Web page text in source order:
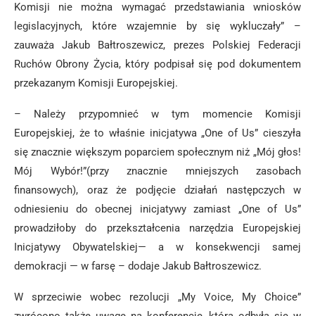
Komisji nie można wymagać przedstawiania wniosków
legislacyjnych, które wzajemnie by się wykluczały” –
zauważa Jakub Bałtroszewicz, prezes Polskiej Federacji
Ruchów Obrony Życia, który podpisał się pod dokumentem
przekazanym Komisji Europejskiej.
– Należy przypomnieć w tym momencie Komisji
Europejskiej, że to właśnie inicjatywa „One of Us” cieszyła
się znacznie większym poparciem społecznym niż „Mój głos!
Mój Wybór!”(przy znacznie mniejszych zasobach
finansowych), oraz że podjęcie działań następczych w
odniesieniu do obecnej inicjatywy zamiast „One of Us”
prowadziłoby do przekształcenia narzędzia Europejskiej
Inicjatywy Obywatelskiej— a w konsekwencji samej
demokracji — w farsę – dodaje Jakub Bałtroszewicz.
W sprzeciwie wobec rezolucji „My Voice, My Choice”